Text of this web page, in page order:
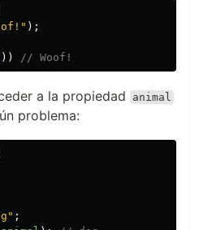
" );
// Woof!
a la propiedad animal
problema:
" ;